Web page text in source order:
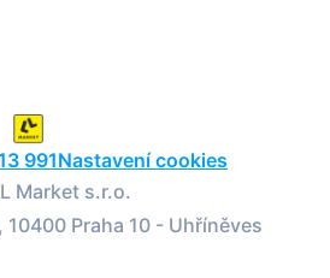
991Nastavení cookies
Market s.r.o.
10400 Praha 10 - Uhříněves